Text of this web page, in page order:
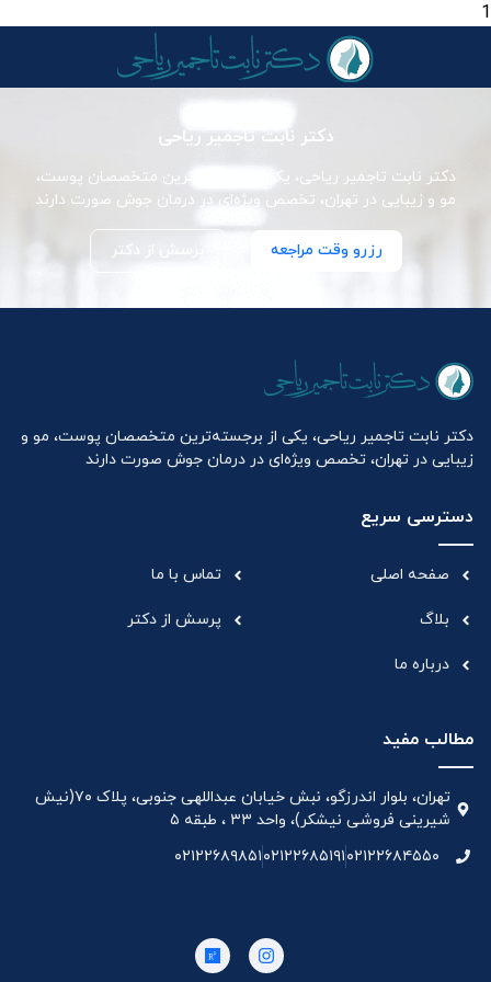
1
دکتر نابت تاجمیر ریاحی
دکتر نابت تاجمیر ریاحی، یکی از برجسته‌ترین متخصصان پوست،
مو و زیبایی در تهران، تخصص ویژه‌ای در درمان جوش صورت دارند
رزرو وقت مراجعه پرسش از دکتر
دکتر نابت تاجمیر ریاحی، یکی از برجسته‌ترین متخصصان پوست، مو و
زیبایی در تهران، تخصص ویژه‌ای در درمان جوش صورت دارند
دسترسی سریع
صفحه اصلی
بلاگ
درباره ما
تماس با ما
پرسش از دکتر
مطالب مفید
تهران، بلوار اندرزگو، نبش خیابان عبداللهی جنوبی، پلاک ۷۰(نیش
شیرینی فروشی نیشکر)، واحد ۳۳ ، طبقه ۵
۰۲۱۲۲۶۸۴۵۵۰۰۲۱۲۲۶۸۵۱۹۱۰۲۱۲۲۶۸۹۸۵۱